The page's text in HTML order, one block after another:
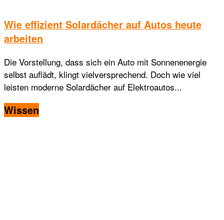
Wie effizient Solardächer auf Autos heute
arbeiten
Die Vorstellung, dass sich ein Auto mit Sonnenenergie
selbst auflädt, klingt vielversprechend. Doch wie viel
leisten moderne Solardächer auf Elektroautos...
Wissen